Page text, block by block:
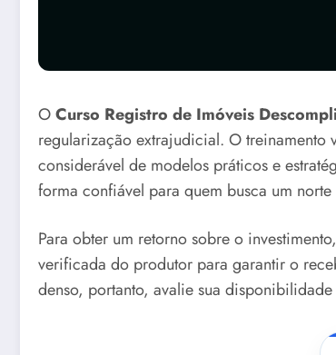
OCurso Registro de Imóveis
regularização extrajudicial. O
considerável de modelos práticos e
forma confiável para quem busca um
Para obter um retorno sobre o
verificada do produtor para garantir o
denso, portanto, avalie sua